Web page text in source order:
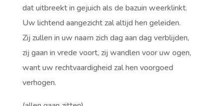
dat uitbreekt in gejuich als de bazuin weerklinkt.
Uw lichtend aangezicht zal altijd hen geleiden.
Zij zullen in uw naam zich dag aan dag verblijden,
zij gaan in vrede voort, zij wandlen voor uw ogen,
want uw rechtvaardigheid zal hen voorgoed
verhogen.